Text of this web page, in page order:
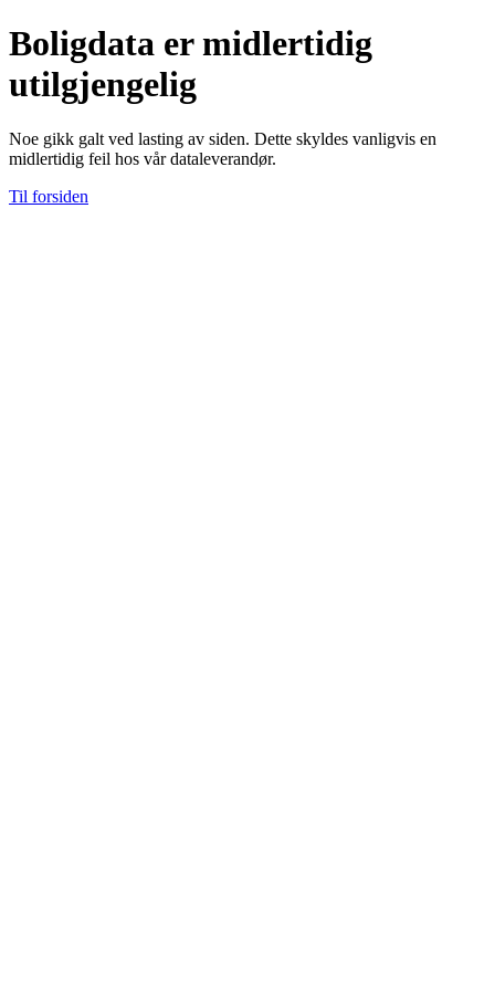
Boligdata er midlertidig
utilgjengelig
Noe gikk galt ved lasting av siden. Dette skyldes vanligvis en
midlertidig feil hos vår dataleverandør.
Til forsiden